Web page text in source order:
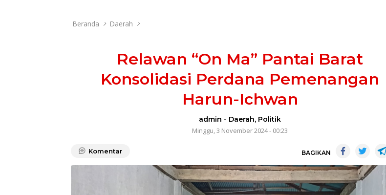
Beranda Daerah
Relawan “On Ma” Pantai Barat
Konsolidasi Perdana Pemenangan
Harun-Ichwan
admin - Daerah, Politik
Minggu, 3 November 2024 - 00:23
Komentar BAGIKAN